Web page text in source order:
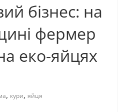
бізнес: на
фермер
еко-яйцях
, кури, яйця